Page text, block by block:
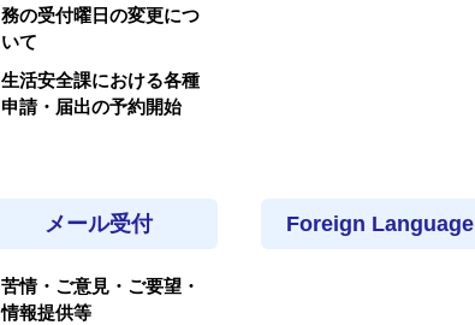
務の受付曜日の変更につ
いて
生活安全課における各種
申請・届出の予約開始
メール受付
苦情・ご意見・ご要望・
情報提供等
Foreign Language